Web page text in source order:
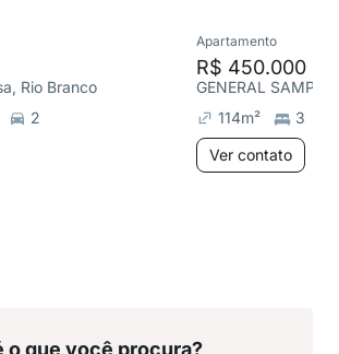
Rio Branco
2
Apartamento
R$ 450.000
GENERAL
114m²
3
Ver contato
o que você procura?